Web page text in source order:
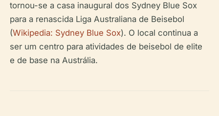
tornou-se a casa inaugural dos Sydney Blue Sox
para a renascida Liga Australiana de Beisebol
(Wikipedia: Sydney Blue Sox). O local continua a
ser um centro para atividades de beisebol de elite
e de base na Austrália.